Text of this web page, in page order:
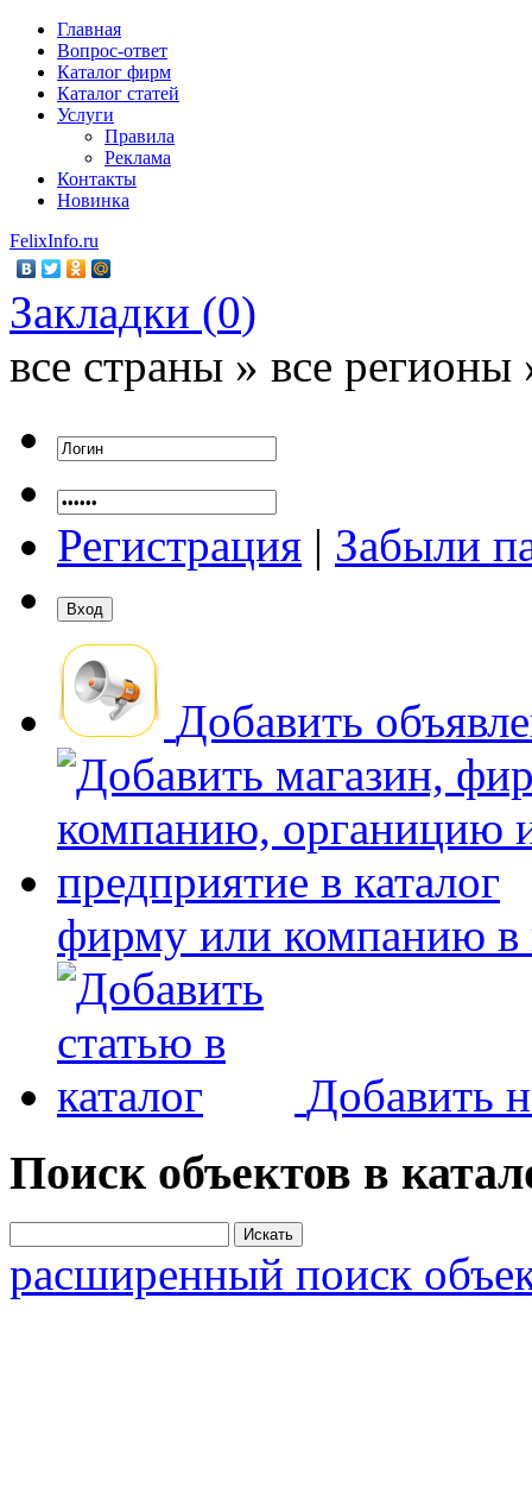
Главная
Вопрос-ответ
Каталог фирм
Каталог статей
Услуги
Правила
Реклама
Контакты
Новинка
FelixInfo.ru
Закладки (0)
все страны » все регионы
Регистрация | Забыли
Добавить
фирму или компанию в
Добавить
Поиск объектов в
расширенный поиск